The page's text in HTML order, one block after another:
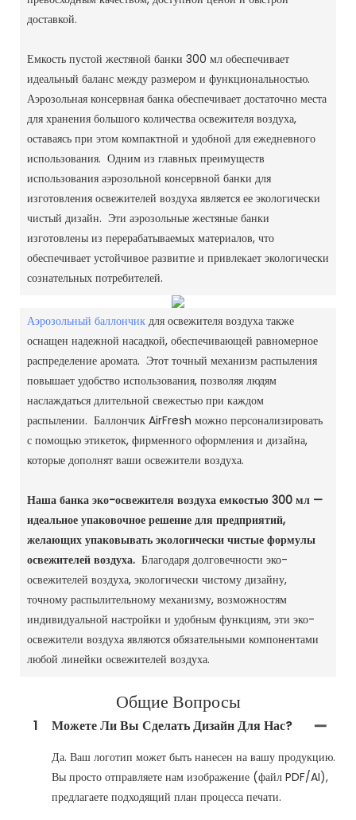
доставкой.
Емкость пустой жестяной банки 300 мл обеспечивает
идеальный баланс между размером и функциональностью.
Аэрозольная консервная банка обеспечивает достаточно места
для хранения большого количества освежителя воздуха,
оставаясь при этом компактной и удобной для ежедневного
использования. Одним из главных преимуществ
использования аэрозольной консервной банки для
изготовления освежителей воздуха является ее экологически
чистый дизайн. Эти аэрозольные жестяные банки
изготовлены из перерабатываемых материалов, что
обеспечивает устойчивое развитие и привлекает экологически
сознательных потребителей.
Аэрозольный баллончикдля освежителя воздуха также
оснащен надежной насадкой, обеспечивающей равномерное
распределение аромата. Этот точный механизм распыления
повышает удобство использования, позволяя людям
наслаждаться длительной свежестью при каждом
распылении. Баллончик AirFresh можно персонализировать
с помощью этикеток, фирменного оформления и дизайна,
которые дополнят ваши освежители воздуха.
Наша банка эко-освежителя воздуха емкостью 300 мл —
идеальное упаковочное решение для предприятий,
желающих упаковывать экологически чистые формулы
освежителей воздуха. Благодаря долговечности эко-
освежителей воздуха, экологически чистому дизайну,
точному распылительному механизму, возможностям
индивидуальной настройки и удобным функциям, эти эко-
освежители воздуха являются обязательными компонентами
любой линейки освежителей воздуха.
Общие Вопросы
1 Можете Ли Вы Сделать Дизайн Для Нас?
Да. Ваш логотип может быть нанесен на вашу продукцию.
Вы просто отправляете нам изображение (файл PDF/AI),
предлагаете подходящий план процесса печати.